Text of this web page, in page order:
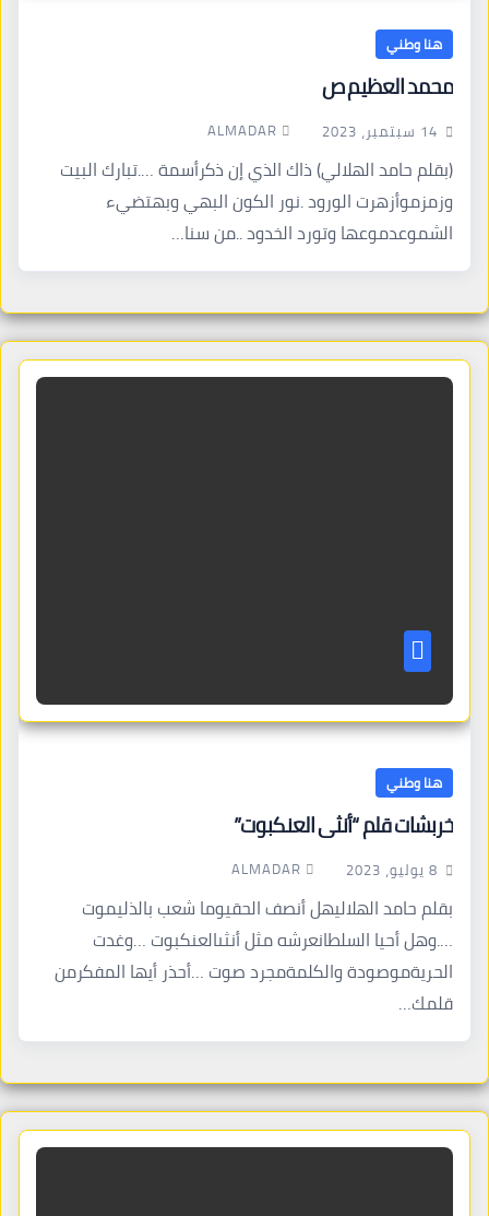
هنا وطني
محمد العظيم ص
14 سبتمبر، 2023 ALMADAR
(بقلم حامد الهلالي) ذاك الذي إن ذكرأسمة ….تبارك البيت
وزمزموأزهرت الورود .نور الكون البهي وبهتضيء
الشموعدموعها وتورد الخدود ..من سنا…
هنا وطني
خربشات قلم “أنثى العنكبوت”
8 يوليو، 2023 ALMADAR
بقلم حامد الهلاليهل أنصف الحقيوما شعب بالذليموت
….وهل أحيا السلطانعرشه مثل أنثىالعنكبوت …وغدت
الحريةموصودة والكلمةمجرد صوت …أحذر أيها المفكرمن
قلمك…